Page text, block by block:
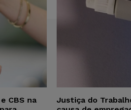
CBS na
Justiça do